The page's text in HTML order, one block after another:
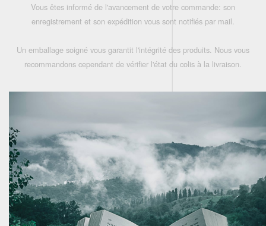
Vous êtes informé de l'avancement de votre commande: son
enregistrement et son expédition vous sont notifiés par mail.
Un emballage soigné vous garantit l'intégrité des produits. Nous vous
recommandons cependant de vérifier l'état du colis à la livraison.